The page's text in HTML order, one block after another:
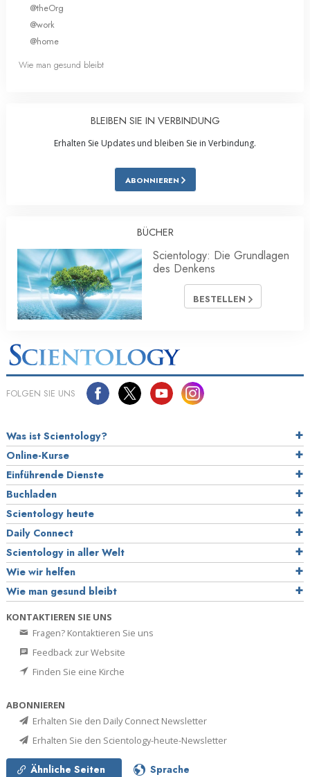
@theOrg
@work
@home
Wie man gesund bleibt
BLEIBEN SIE IN VERBINDUNG
Erhalten Sie Updates und bleiben Sie in Verbindung.
ABONNIEREN
BÜCHER
Scientology: Die Grundlagen
des Denkens
BESTELLEN
FOLGEN SIE UNS
Was ist Scientology?
Online-Kurse
Einführende Dienste
Buchladen
Scientology heute
Daily Connect
Scientology in aller Welt
Wie wir helfen
Wie man gesund bleibt
KONTAKTIEREN SIE UNS
Fragen? Kontaktieren Sie uns
Feedback zur Website
Finden Sie eine Kirche
ABONNIEREN
Erhalten Sie den Daily Connect Newsletter
Erhalten Sie den Scientology-heute-Newsletter
Ähnliche Seiten Sprache